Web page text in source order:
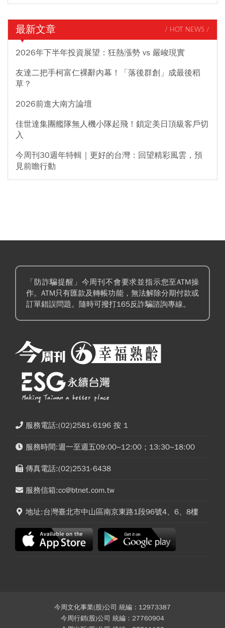
最新文章 / HOT NEWS /
2026年下半年投資展望：狂熱漲勢 vs 嚴峻現實
友達二把手柯富仁裸辭內幕！「落後群創」成最後稻
草？
2026前進大南方論壇
佳世達集團艦隊無人機小隊起飛！鎖定美日頂級客戶切
入
今周刊30週年特輯｜更好的台灣：回望精彩風雲，預
見前瞻行動
「防詐騙提醒」今周刊不會要求並指示您至ATM操
作。ATM只有匯款及轉帳功能，無法解除分期付款或
訂單錯誤問題。隨時可撥打165反詐騙諮詢專線。
服務電話:(02)2581-6196 按 1
服務時間:週一至週五09:00~12:00；13:30~18:00
傳真電話:(02)2531-6438
服務信箱:cc@btnet.com.tw
地址:台灣臺北市中山區南京東路1段96號4、6、8樓
今周文化事業(股)公司 統編：12973387
今周行銷(股)公司 統編：27760904